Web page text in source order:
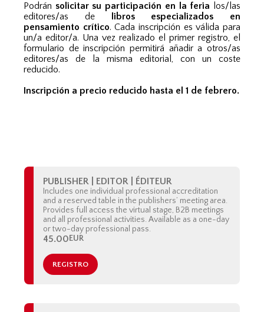
Podrán solicitar su participación en la feria los/las
editores/as de
libros especializados en
pensamiento crítico. Cada inscripción es válida para
un/a editor/a. Una vez realizado el primer registro, el
formulario de inscripción permitirá añadir a otros/as
editores/as de la misma editorial, con un coste
reducido.
Inscripción a precio reducido hasta el 1 de febrero.
45.00EUR
REGISTRO
PUBLISHER | EDITOR | ÉDITEUR
Includes one individual professional accreditation
and a reserved table in the publishers’ meeting area.
Provides full access the virtual stage, B2B meetings
and all professional activities. Available as a one-day
or two-day professional pass.